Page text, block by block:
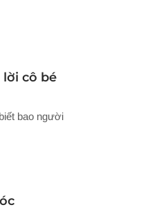
lời cô bé
bao người